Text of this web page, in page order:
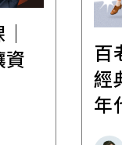
│
百
經
年